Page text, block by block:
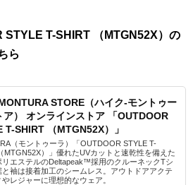
STYLE T-SHIRT （MTGN52X）の
ら
STORE（ハイク-モントゥー
ア） オンラインストア 「OUTDOOR
T-SHIRT （MTGN52X）」
（モントゥーラ）「OUTDOOR STYLE T-
MTGN52X）」優れたUVカットと速乾性を備えた
リエステルのDeltapeak™採用のクルーネックTシ
と袖は接着加工のシームレス。アウトドアアクテ
やレジャーに理想的なウェア。